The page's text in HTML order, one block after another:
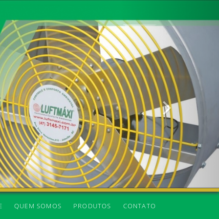
QUEM SOMOS PRODUTOS CONTATO